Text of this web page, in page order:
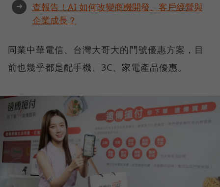
➜
查報告！AI 如何改變商機開發、客戶經營與
企業成長？
同業中華電信、台灣大哥大的門號優惠方案，目
前也幾乎都是配手機、3C、家電產品優惠。